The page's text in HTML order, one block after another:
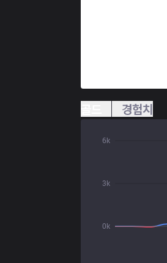
경험치
0k
3k
6k